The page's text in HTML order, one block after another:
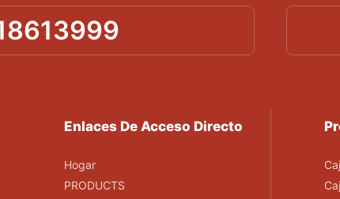
Enlaces De Acceso Directo
Hogar
PRODUCTS